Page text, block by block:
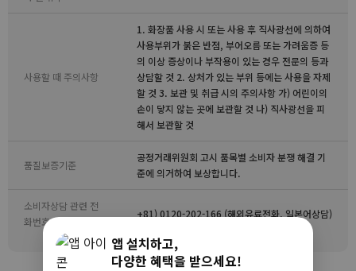
사용할 때 주의사항
1. 화장품 사용 시 또는 사용 후 직사광선에 의하여
사용부위가 붉은 반점, 부어오름 또는 가려움증 등
의 이상 증상이나 부작용이 있는 경우 전문의 등과
상담할 것 2. 상처가 있는 부위 등에는 사용을 자제
할 것 3. 보관 및 취급 시의 주의사항 가) 어린이의
손이 닿지 않는 곳에 보관할 것 나) 직사광선을 피
해서 보관할 것
품질보증기준
공정거래위원회 고시 품목별 소비자 분쟁 해결 기
준에 의거하여 보상합니다.
소비자상담 관련 전
화번호
+81) 0120-202-166 (해외유료전화, 일본어상담)
앱 설치하고,
다양한 혜택을 받으세요!